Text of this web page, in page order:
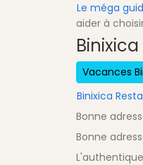
Le méga
aider à
Binixica
Vacances
Binixica
Bonne
Bonne